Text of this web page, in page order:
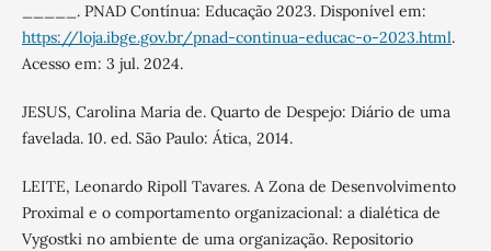
_____. PNAD Contínua: Educação 2023. Disponível em:
https://loja.ibge.gov.br/pnad-continua-educac-o-2023.html.
Acesso em: 3 jul. 2024.
JESUS, Carolina Maria de. Quarto de Despejo: Diário de uma
favelada. 10. ed. São Paulo: Ática, 2014.
LEITE, Leonardo Ripoll Tavares. A Zona de Desenvolvimento
Proximal e o comportamento organizacional: a dialética de
Vygostki no ambiente de uma organização. Repositorio